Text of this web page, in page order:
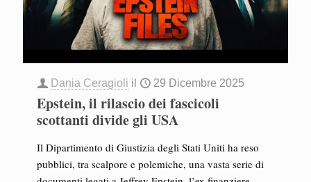
Dania Ceragioli il 29 Dicembre 2025
Epstein, il rilascio dei fascicoli
scottanti divide gli USA
Il Dipartimento di Giustizia degli Stati Uniti ha reso
pubblici, tra scalpore e polemiche, una vasta serie di